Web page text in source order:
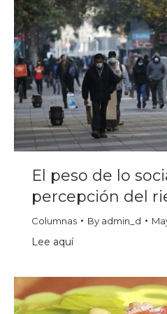
El peso de lo
percepción del
Columnas By admin_d
Lee aquí